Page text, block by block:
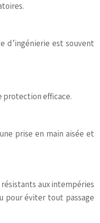
d’ingénierie est souvent
protection efficace.
prise en main aisée et
aux intempéries
pour éviter tout passage